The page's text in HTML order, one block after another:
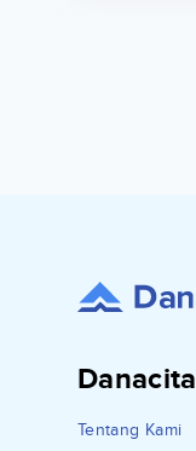
Danacita
Tentang Kami